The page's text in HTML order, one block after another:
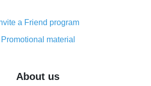
AliExpress - saving real money is a
real thing
the most cash back on AliExpress
a Friend program
Promotional material
About us